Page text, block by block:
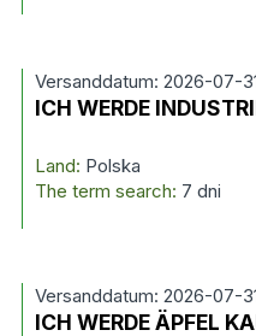
Versanddatum: 2026-07-
ICH WERDE
Land: Polska
The term search: 7 dni
Versanddatum: 2026-07-
ICH WERDE ÄPFEL